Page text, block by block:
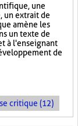
une
un extrait de
amène les
un texte de
à l'enseignant
de
critique (12)